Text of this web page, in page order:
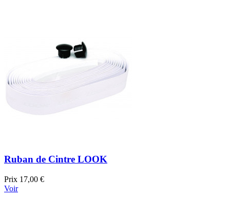
Ruban de Cintre LOOK
Prix 17,00 €
Voir